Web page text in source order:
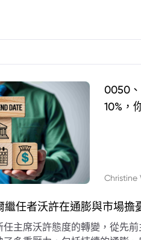
0050
10%，
Christine
繼任者沃許在通膨與市場擔
主席沃許態度的轉變，從先